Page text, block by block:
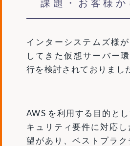
課題・お客様か
インターシステムズ様
してきた仮想サーバー
行を検討されておりまし
AWS を利用する目的と
キュリティ要件に対応
望があり、ベストプラ